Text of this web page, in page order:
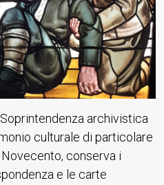
archivistica
culturale di particolare
conserva i
e le carte